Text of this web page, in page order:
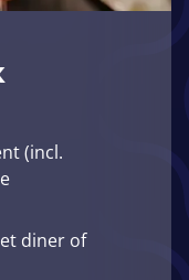
(incl.
diner of